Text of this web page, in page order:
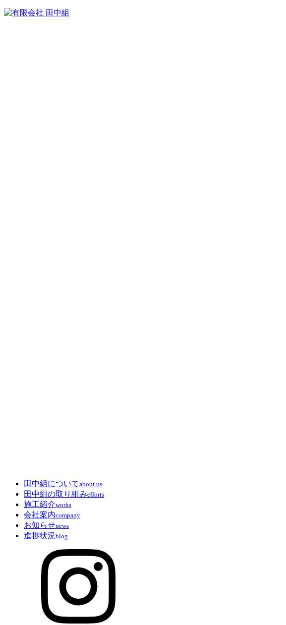
田中組についてabout us
田中組の取り組みefforts
施工紹介works
会社案内company
お知らせnews
進捗状況blog